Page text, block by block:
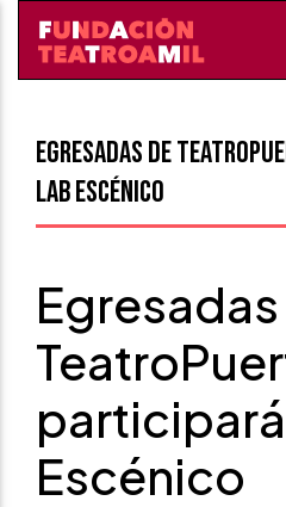
Egresadas de
LAB Escénico
Escénico